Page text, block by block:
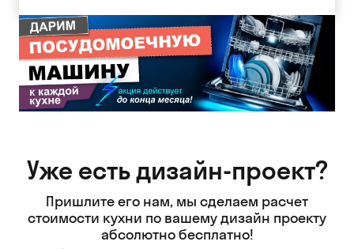
Уже есть дизайн-проект?
Пришлите его нам, мы сделаем расчет
стоимости кухни по вашему дизайн проекту
абсолютно бесплатно!